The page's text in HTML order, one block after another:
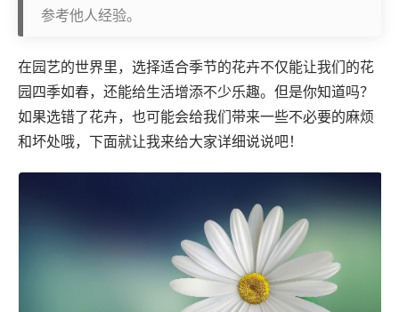
参考他人经验。
在园艺的世界里，选择适合季节的花卉不仅能让我们的花
园四季如春，还能给生活增添不少乐趣。但是你知道吗？
如果选错了花卉，也可能会给我们带来一些不必要的麻烦
和坏处哦，下面就让我来给大家详细说说吧！